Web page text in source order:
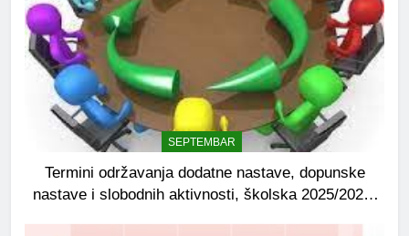
SEPTEMBAR
Termini održavanja dodatne nastave, dopunske
nastave i slobodnih aktivnosti, školska 2025/2026.